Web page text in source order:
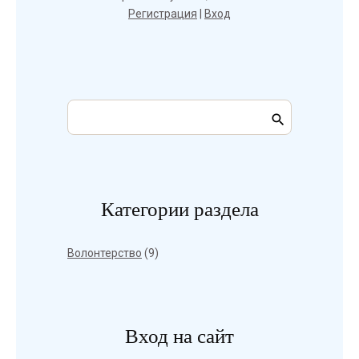
Регистрация
Вход
Категории раздела
Волонтерство (9)
Вход на сайт